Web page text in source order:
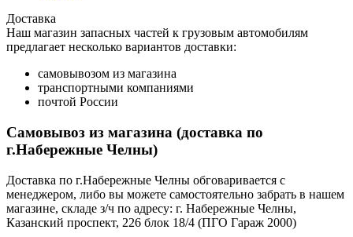
Доставка
Наш магазин запасных частей к грузовым автомобилям
предлагает несколько вариантов доставки:
самовывозом из магазина
транспортными компаниями
почтой России
Самовывоз из магазина (доставка по
г.Набережные Челны)
Доставка по г.Набережные Челны обговаривается с
менеджером, либо вы можете самостоятельно забрать в нашем
магазине, складе з/ч по адресу: г. Набережные Челны,
Казанский проспект, 226 блок 18/4 (ПГО Гараж 2000)